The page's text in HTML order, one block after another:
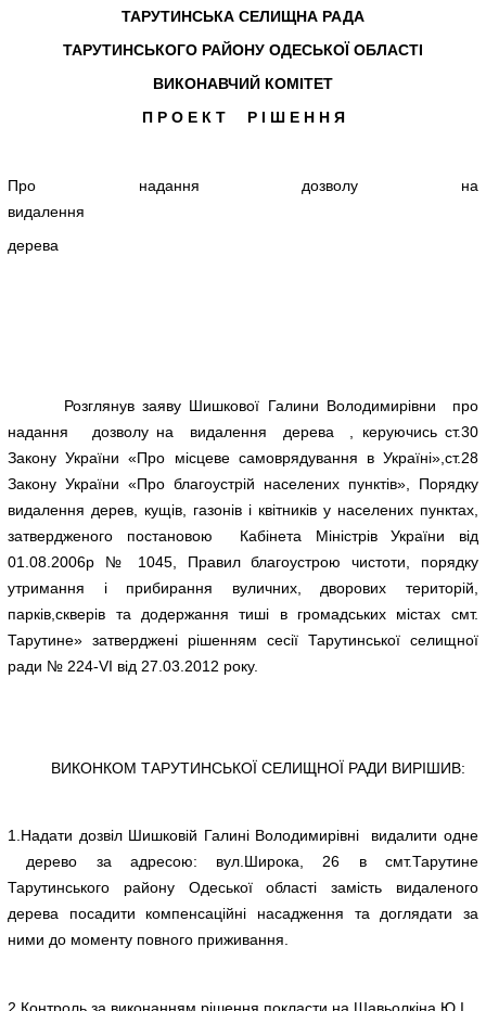
ТАРУТИНСЬКА СЕЛИЩНА РАДА
ТАРУТИНСЬКОГО РАЙОНУ ОДЕСЬКОЇ ОБЛАСТІ
ВИКОНАВЧИЙ КОМІТЕТ
П Р О Е К Т Р І Ш Е Н Н Я
Про надання дозволу на
видалення
дерева
Розглянув заяву Шишкової Галини Володимирівни про
надання дозволу на видалення дерева , керуючись ст.30
Закону України «Про місцеве самоврядування в Україні»,ст.28
Закону України «Про благоустрій населених пунктів», Порядку
видалення дерев, кущів, газонів і квітників у населених пунктах,
затвердженого постановою Кабінета Міністрів України від
01.08.2006р № 1045, Правил благоустрою чистоти, порядку
утримання і прибирання вуличних, дворових територій,
парків,скверів та додержання тиші в громадських містах смт.
Тарутине» затверджені рішенням сесії Тарутинської селищної
ради № 224-VI від 27.03.2012 року.
ВИКОНКОМ ТАРУТИНСЬКОЇ СЕЛИЩНОЇ РАДИ ВИРІШИВ:
1.Надати дозвіл Шишковій Галині Володимирівні видалити одне
дерево за адресою: вул.Широка, 26 в смт.Тарутине
Тарутинського району Одеської області замість видаленого
дерева посадити компенсаційні насадження та доглядати за
ними до моменту повного приживання.
2.Контроль за виконанням рішення покласти на Шавьолкіна Ю.І.